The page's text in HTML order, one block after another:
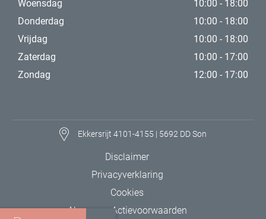
Woensdag
10:00 - 18:00
Donderdag
10:00 - 18:00
Vrijdag
10:00 - 18:00
Zaterdag
10:00 - 17:00
Zondag
12:00 - 17:00
Disclaimer
Privacyverklaring
Cookies
Algemene Actievoorwaarden
Ekkersrijt 4101-4155 | 5692 DD Son